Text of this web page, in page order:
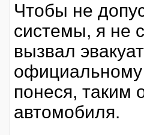
Чтобы не
системы, я не
вызвал
понеся, таким
автомобиля.